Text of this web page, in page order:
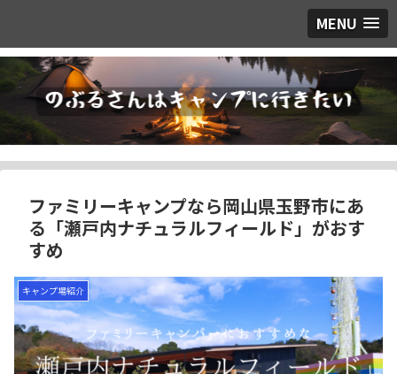
MENU
ファミリーキャンプなら岡山県玉野市にあ
る「瀬戸内ナチュラルフィールド」がおす
すめ
キャンプ場紹介